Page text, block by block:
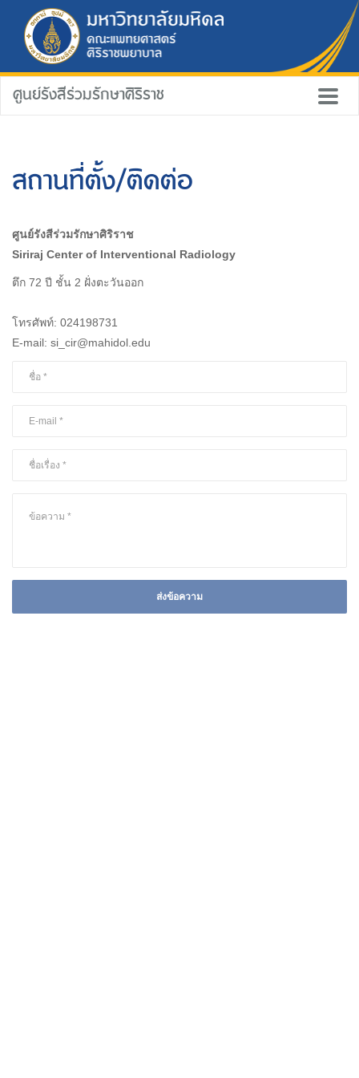
ศูนย์รังสีร่วมรักษาศิริราช
สถานที่ตั้ง/ติดต่อ
ศูนย์รังสีร่วมรักษาศิริราช
Siriraj Center of Interventional Radiology
ตึก 72 ปี ชั้น 2 ฝั่งตะวันออก
โทรศัพท์: 024198731
E-mail: si_cir@mahidol.edu
ส่งข้อความ